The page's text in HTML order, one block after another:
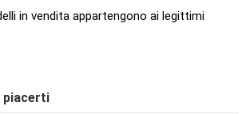
in vendita appartengono ai legittimi
piacerti